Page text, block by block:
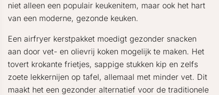
niet alleen een populair keukenitem, maar ook het hart
van een moderne, gezonde keuken.
Een airfryer kerstpakket moedigt gezonder snacken
aan door vet- en olievrij koken mogelijk te maken. Het
tovert krokante frietjes, sappige stukken kip en zelfs
zoete lekkernijen op tafel, allemaal met minder vet. Dit
maakt het een gezonder alternatief voor de traditionele